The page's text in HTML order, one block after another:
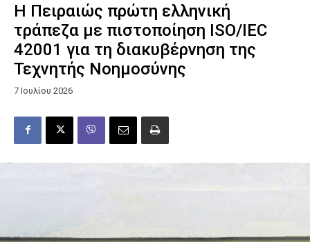
Η Πειραιώς πρώτη ελληνική
τράπεζα με πιστοποίηση ISO/IEC
42001 για τη διακυβέρνηση της
Τεχνητής Νοημοσύνης
7 Ιουλίου 2026